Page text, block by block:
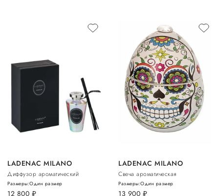
LADENAC MILANO
Диффузор ароматический
12 800 руб.
Размеры:Один размер
LADENAC MILANO
Свеча ароматическая
13 900 руб.
Размеры:Один размер